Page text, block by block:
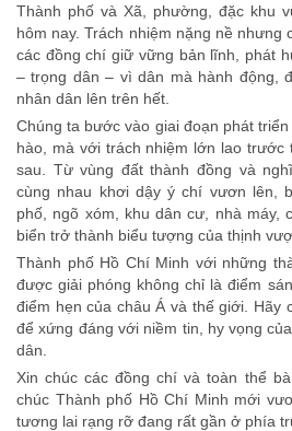
Thành phố và Xã, phường, đặc khu
hôm nay. Trách nhiệm nặng nề nhưng
các đồng chí giữ vững bản lĩnh, phát
– trọng dân – vì dân mà hành động,
nhân dân lên trên hết.
Chúng ta bước vào giai đoạn phát
hào, mà với trách nhiệm lớn lao trước
sau. Từ vùng đất thành đồng và
cùng nhau khơi dậy ý chí vươn lên,
phố, ngõ xóm, khu dân cư, nhà máy,
biển trở thành biểu tượng của thịnh
Thành phố Hồ Chí Minh với những
được giải phóng không chỉ là điểm
điểm hẹn của châu Á và thế giới. Hãy
để xứng đáng với niềm tin, hy vọng
dân.
Xin chúc các đồng chí và toàn thể
chúc Thành phố Hồ Chí Minh mới
tương lai rạng rỡ đang rất gần ở phía